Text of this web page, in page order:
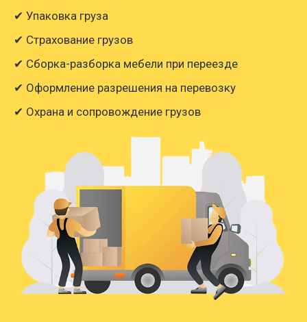
✔ Упаковка груза
✔ Страхование грузов
✔ Сборка-разборка мебели при переезде
✔ Оформление разрешения на перевозку
✔ Охрана и сопровождение грузов